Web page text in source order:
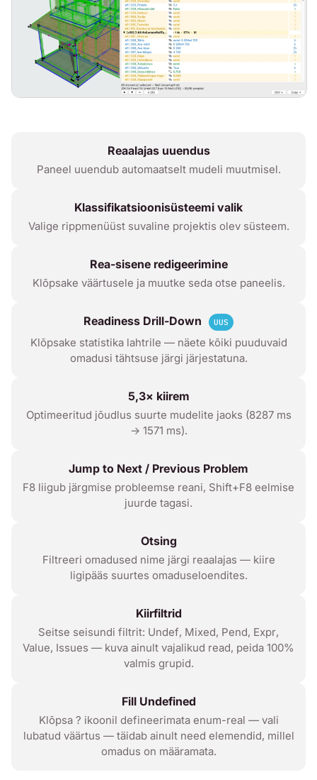
Reaalajas uuendus
Paneel uuendub automaatselt mudeli muutmisel.
Klassifikatsioonisüsteemi valik
Valige rippmenüüst suvaline projektis olev süsteem.
Rea-sisene redigeerimine
Klõpsake väärtusele ja muutke seda otse paneelis.
Readiness Drill-Down UUS
Klõpsake statistika lahtrile — näete kõiki puuduvaid
omadusi tähtsuse järgi järjestatuna.
5,3× kiirem
Optimeeritud jõudlus suurte mudelite jaoks (8287 ms
→ 1571 ms).
Jump to Next / Previous Problem
F8 liigub järgmise probleemse reani, Shift+F8 eelmise
juurde tagasi.
Otsing
Filtreeri omadused nime järgi reaalajas — kiire
ligipääs suurtes omaduseloendites.
Kiirfiltrid
Seitse seisundi filtrit: Undef, Mixed, Pend, Expr,
Value, Issues — kuva ainult vajalikud read, peida 100%
valmis grupid.
Fill Undefined
Klõpsa ? ikoonil defineerimata enum-real — vali
lubatud väärtus — täidab ainult need elemendid, millel
omadus on määramata.